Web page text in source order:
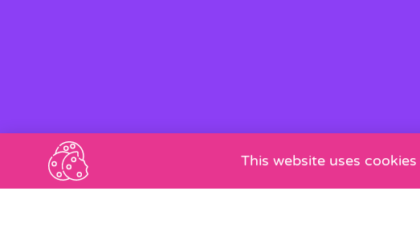
This website uses